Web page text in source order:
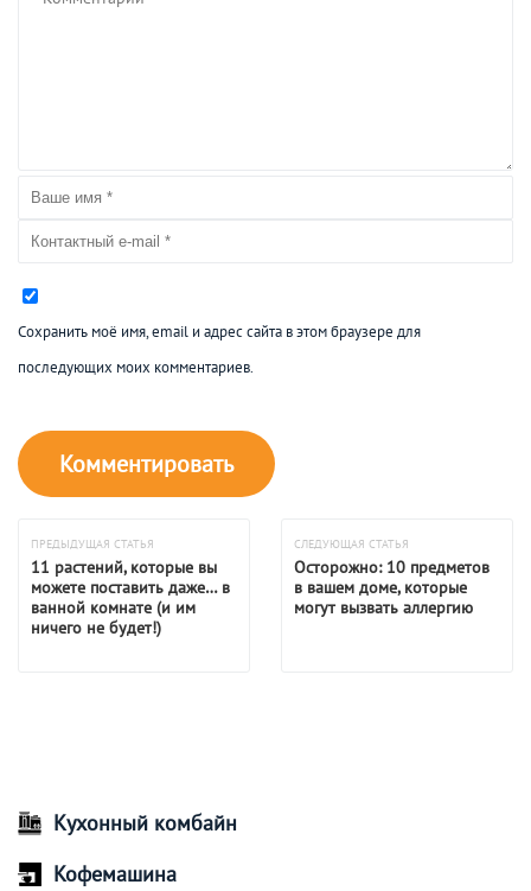
Сохранить моё имя, email и адрес сайта в этом браузере для
последующих моих комментариев.
ПРЕДЫДУЩАЯ СТАТЬЯ
11 растений, которые вы
можете поставить даже… в
ванной комнате (и им
ничего не будет!)
СЛЕДУЮЩАЯ СТАТЬЯ
Осторожно: 10 предметов
в вашем доме, которые
могут вызвать аллергию
Кухонный комбайн
Кофемашина